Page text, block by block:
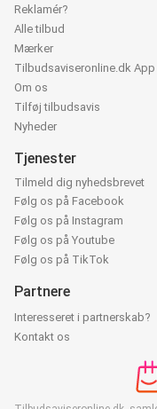
Reklamér?
Alle tilbud
Mærker
Tilbudsaviseronline.dk App
Om os
Tilføj tilbudsavis
Nyheder
Tjenester
Tilmeld dig nyhedsbrevet
Følg os på Facebook
Følg os på Instagram
Følg os på Youtube
Følg os på TikTok
Partnere
Interesseret i partnerskab?
Kontakt os